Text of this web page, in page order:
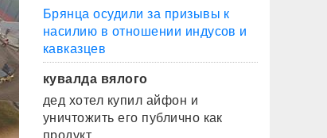
Брянца осудили за призывы к
насилию в отношении индусов и
кавказцев
кувалда вялого
дед хотел купил айфон и
уничтожить его публично как
продукт ...